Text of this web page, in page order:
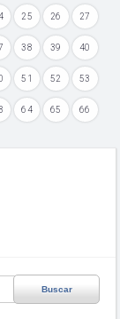
25 26 27
38 39 40
51 52 53
64 65 66
Buscar